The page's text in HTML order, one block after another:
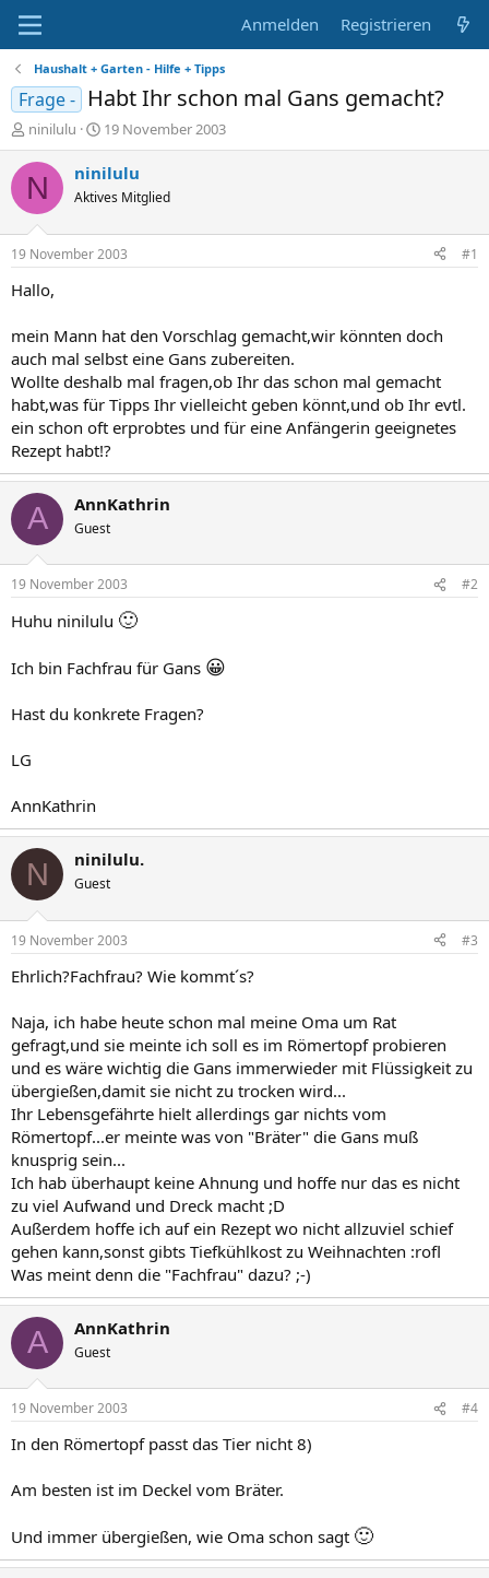
Anmelden Registrieren
Haushalt + Garten - Hilfe + Tipps
Frage - Habt Ihr schon mal Gans gemacht?
E
r
s
t
e
r
ninilulu
E
r
s
e
l
t
19 November 2003
N ninilulu
Aktives Mitglied
19 November 2003 #1
Hallo,
mein Mann hat den Vorschlag gemacht,wir könnten doch
auch mal selbst eine Gans zubereiten.
Wollte deshalb mal fragen,ob Ihr das schon mal gemacht
habt,was für Tipps Ihr vielleicht geben könnt,und ob Ihr evtl.
ein schon oft erprobtes und für eine Anfängerin geeignetes
Rezept habt!?
A AnnKathrin
Guest
19 November 2003 #2
Huhu ninilulu 🙂
Ich bin Fachfrau für Gans 😀
Hast du konkrete Fragen?
LG
AnnKathrin
N ninilulu.
Guest
19 November 2003 #3
Ehrlich?Fachfrau? Wie kommt´s?
Naja, ich habe heute schon mal meine Oma um Rat
gefragt,und sie meinte ich soll es im Römertopf probieren
und es wäre wichtig die Gans immerwieder mit Flüssigkeit zu
übergießen,damit sie nicht zu trocken wird...
Ihr Lebensgefährte hielt allerdings gar nichts vom
Römertopf...er meinte was von "Bräter" die Gans muß
knusprig sein...
Ich hab überhaupt keine Ahnung und hoffe nur das es nicht
zu viel Aufwand und Dreck macht ;D
Außerdem hoffe ich auf ein Rezept wo nicht allzuviel schief
gehen kann,sonst gibts Tiefkühlkost zu Weihnachten :rofl
Was meint denn die "Fachfrau" dazu? ;-)
A AnnKathrin
Guest
19 November 2003 #4
In den Römertopf passt das Tier nicht 8)
Am besten ist im Deckel vom Bräter.
Und immer übergießen, wie Oma schon sagt 🙂